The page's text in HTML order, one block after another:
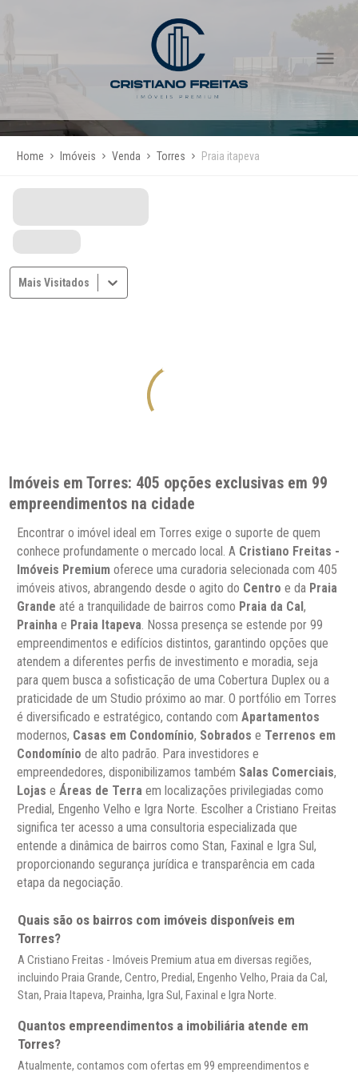
Home Imóveis Venda Torres Praia itapeva
Mais Visitados
Imóveis em Torres: 405 opções exclusivas em 99
empreendimentos na cidade
Encontrar o imóvel ideal em Torres exige o suporte de quem
conhece profundamente o mercado local. A Cristiano Freitas -
Imóveis Premium oferece uma curadoria selecionada com 405
imóveis ativos, abrangendo desde o agito do Centro e da Praia
Grande até a tranquilidade de bairros como Praia da Cal,
Prainha e Praia Itapeva. Nossa presença se estende por 99
empreendimentos e edifícios distintos, garantindo opções que
atendem a diferentes perfis de investimento e moradia, seja
para quem busca a sofisticação de uma Cobertura Duplex ou a
praticidade de um Studio próximo ao mar. O portfólio em Torres
é diversificado e estratégico, contando comApartamentos
modernos, Casas em Condomínio, Sobrados e Terrenos em
Condomínio de alto padrão. Para investidores e
empreendedores, disponibilizamos também Salas Comerciais,
Lojas eÁreas de Terra em localizações privilegiadas como
Predial, Engenho Velho e Igra Norte. Escolher a Cristiano Freitas
significa ter acesso a uma consultoria especializada que
entende a dinâmica de bairros como Stan, Faxinal e Igra Sul,
proporcionando segurança jurídica e transparência em cada
etapa da negociação.
Quais são os bairros com imóveis disponíveis em
Torres?
A Cristiano Freitas - Imóveis Premium atua em diversas regiões,
incluindo Praia Grande, Centro, Predial, Engenho Velho, Praia da Cal,
Stan, Praia Itapeva, Prainha, Igra Sul, Faxinal e Igra Norte.
Quantos empreendimentos a imobiliária atende em
Torres?
Atualmente, contamos com ofertas em 99 empreendimentos e